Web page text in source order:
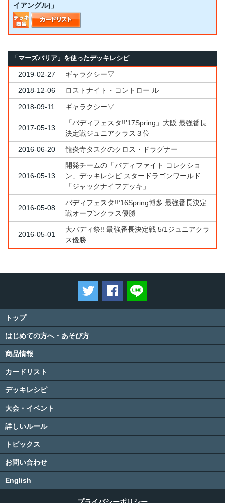
イアングル)」
「マーズバリア」を使ったデッキレシピ
2019-02-27
ギャラクシー▽
2018-12-06
ロストナイト・コントロー ル
2018-09-11
ギャラクシー▽
2017-05-13
「バディフェスタ!!’17Spring」大阪 最強番長
決定戦ジュニアクラス３位
2016-06-20
龍炎寺タスクのクロス・ドラグナー
2016-05-13
開発チームの「バディファイト コレクショ
ン」デッキレシピ スタードラゴンワールド
「ジャックナイフデッキ」
2016-05-08
バディフェスタ!!’16Spring博多 最強番長決定
戦オープンクラス優勝
2016-05-01
大バディ祭!! 最強番長決定戦 5/1ジュニアクラ
ス優勝
ツイートするFacebookでシェアする
トップ
はじめての方へ・あそび方
商品情報
カードリスト
デッキレシピ
大会・イベント
詳しいルール
トピックス
お問い合わせ
English